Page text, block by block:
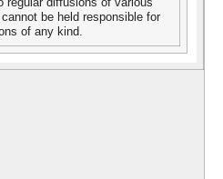
be held responsible for
of any kind.